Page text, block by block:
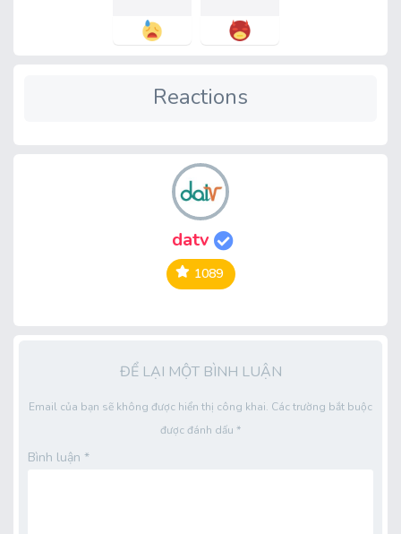
Reactions
datv
1089
ĐỂ LẠI MỘT BÌNH LUẬN
Email của bạn sẽ không được hiển thị công khai. Các trường bắt buộc
được đánh dấu *
Bình luận *